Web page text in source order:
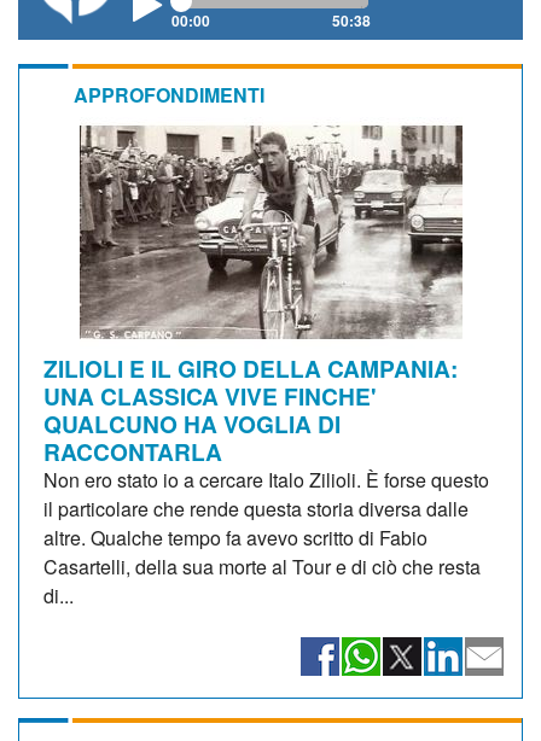
00:00 50:38
APPROFONDIMENTI
ZILIOLI E IL GIRO DELLA CAMPANIA:
UNA CLASSICA VIVE FINCHE'
QUALCUNO HA VOGLIA DI
RACCONTARLA
Non ero stato io a cercare Italo Zilioli. È forse questo
il particolare che rende questa storia diversa dalle
altre. Qualche tempo fa avevo scritto di Fabio
Casartelli, della sua morte al Tour e di ciò che resta
di...